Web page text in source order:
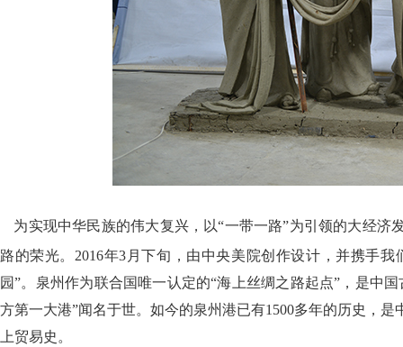
为实现中华民族的伟大复兴，以“一带一路”为引领的大经济
路的荣光。2016年3月下旬，由中央美院创作设计，并携手
园”。 泉州作为联合国唯一认定的“海上丝绸之路起点”，是中
方第一大港”闻名于世。如今的泉州港已有1500多年的历史，
上贸易史。